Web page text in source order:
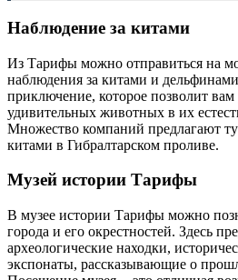
Наблюдение за китами
Из Тарифы можно отправиться на
наблюдения за китами и
приключение, которое позволит вам
удивительных животных в их
Множество компаний предлагают
китами в Гибралтарском проливе.
Музей истории Тарифы
В музее истории Тарифы можно
города и его окрестностей. Здесь
археологические находки,
экспонаты, рассказывающие о